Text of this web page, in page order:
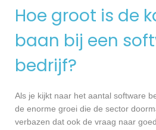
Hoe groot is de
baan bij een
bedrijf?
Als je kijkt naar het aantal software
de enorme groei die de sector
verbazen dat ook de vraag naar